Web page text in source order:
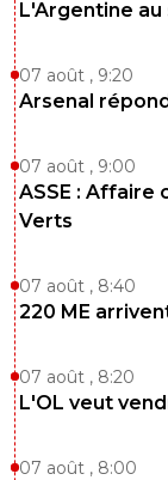
l'OM va
DNCG. Mdr
0 +
L'Argentine
07 août , 9:20
Arsenal
07 août , 9:00
ASSE : Affaire
Verts
07 août , 8:40
220 ME
07 août , 8:20
L'OL veut
07 août , 8:00